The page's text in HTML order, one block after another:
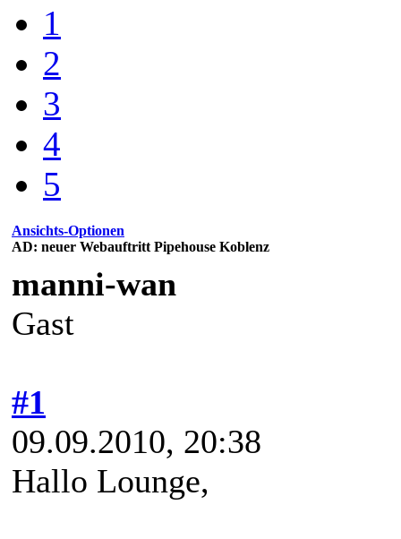
1
2
3
4
5
Ansichts-Optionen
AD: neuer Webauftritt Pipehouse Koblenz
manni-wan
Gast
#1
09.09.2010, 20:38
Hallo Lounge,